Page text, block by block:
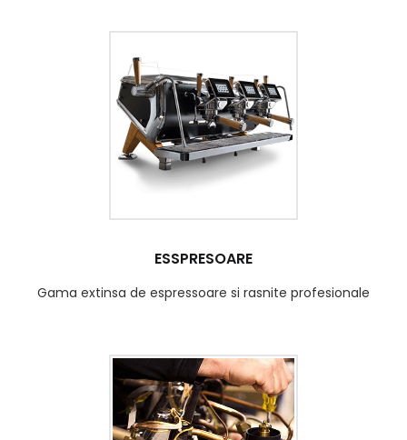
ESSPRESOARE
Gama extinsa de espressoare si rasnite profesionale